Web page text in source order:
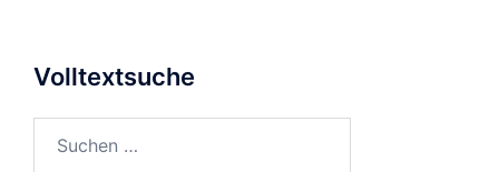
Volltextsuche
nach: